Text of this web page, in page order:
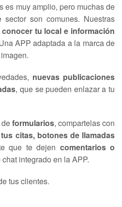
es muy amplio, pero muchas de
son comunes. Nuestras
tu local e información
APP adaptada a la marca de
nuevas publicaciones
, que se pueden enlazar a tu
formularios, compartelas con
citas, botones de llamadas
que te dejen comentarios o
integrado en la APP.
tus clientes.